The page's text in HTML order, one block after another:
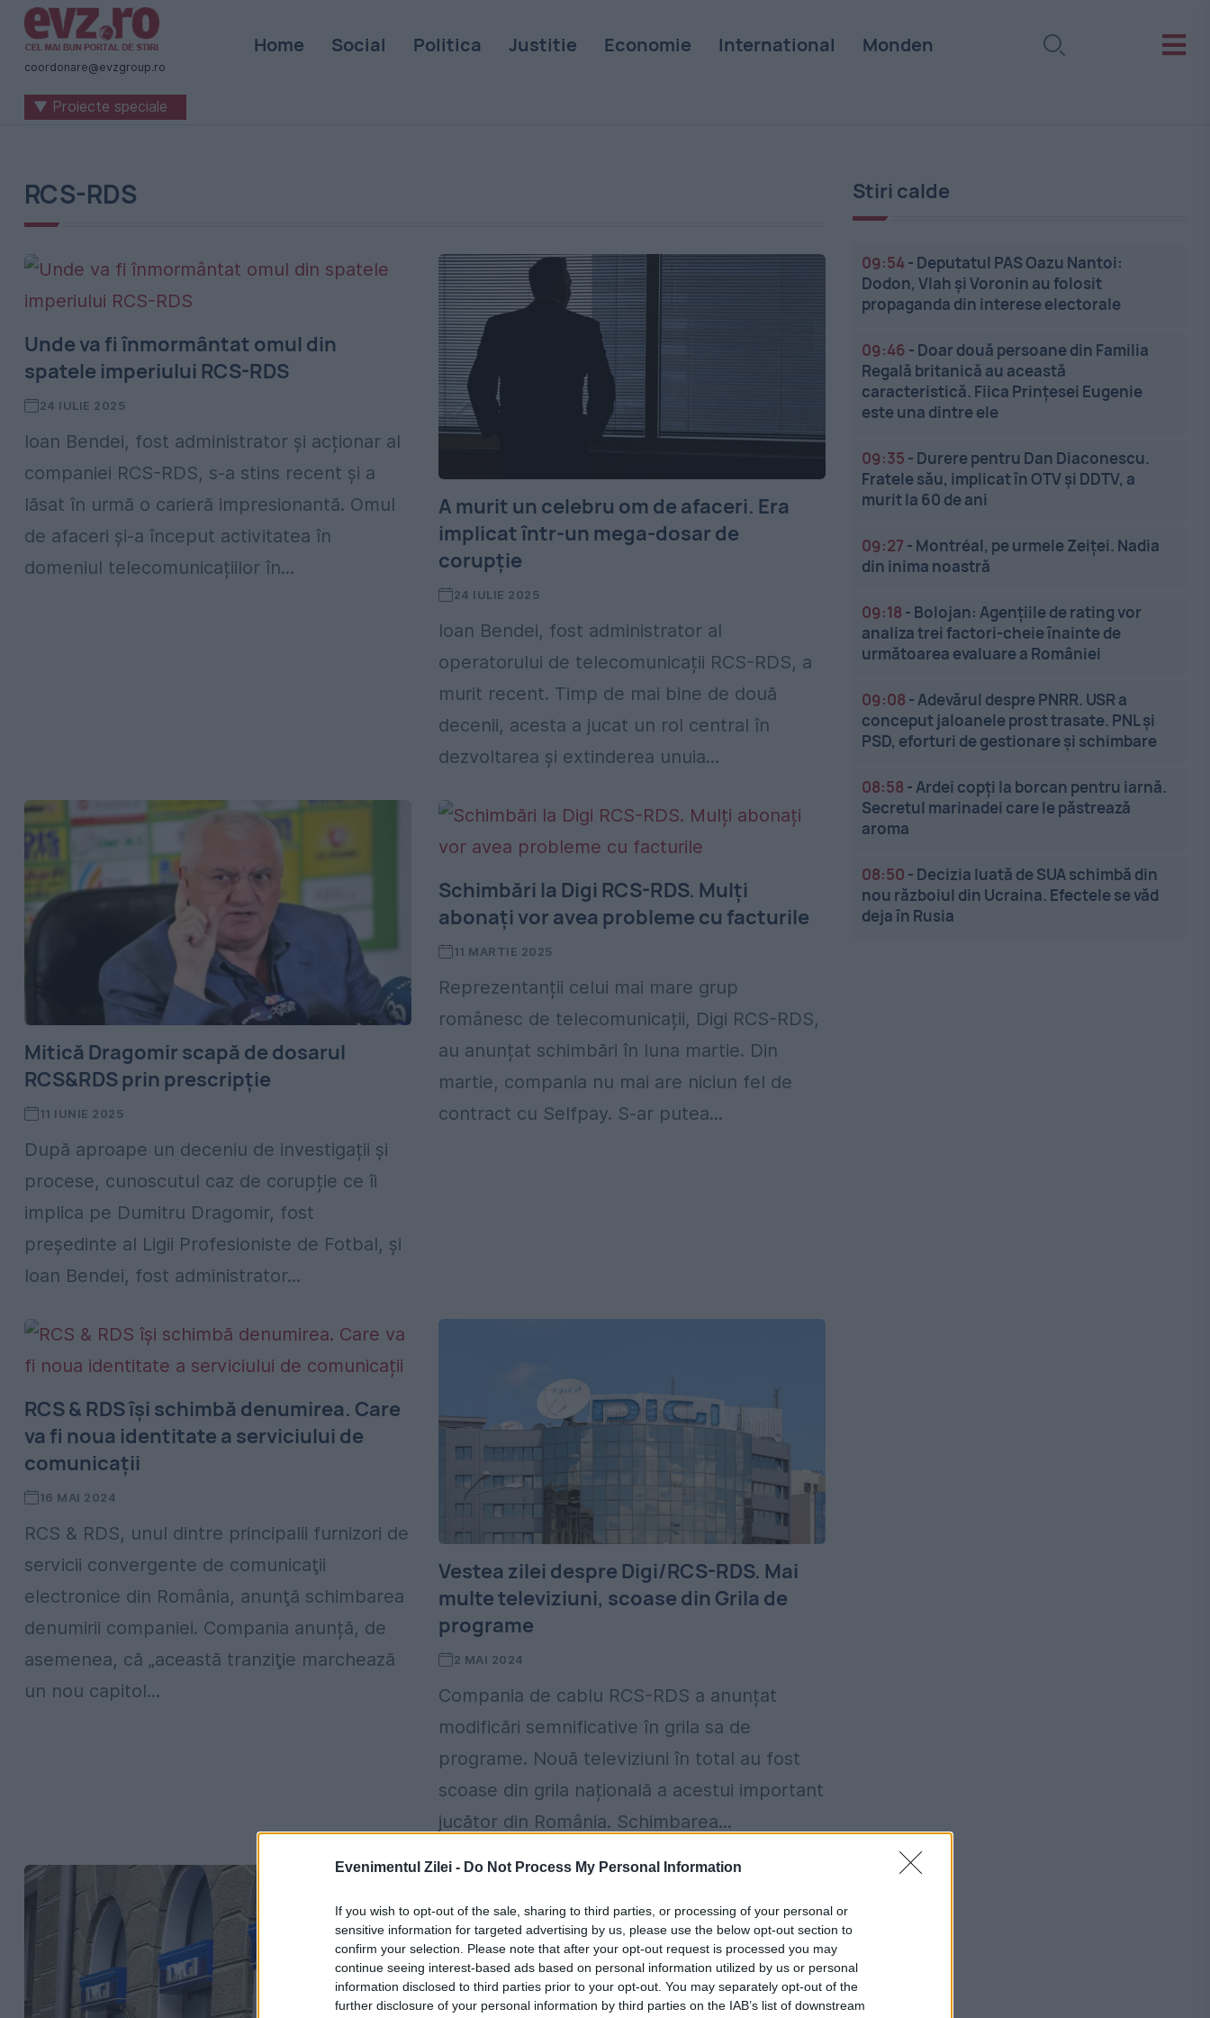
Evenimentul Zilei - Do Not Process My Personal Information
If you wish to opt-out of the sale, sharing to third parties, or processing of your personal or
sensitive information for targeted advertising by us, please use the below opt-out section to
confirm your selection. Please note that after your opt-out request is processed you may
continue seeing interest-based ads based on personal information utilized by us or personal
information disclosed to third parties prior to your opt-out. You may separately opt-out of the
further disclosure of your personal information by third parties on the IAB’s list of downstream
Știri
naționale
internaționale
România
-
Zilei
coordonare@evzgroup.ro
Home Social Politica Justitie Economie International Monden
▼ Proiecte speciale
RCS-RDS
Unde va fi înmormântat omul din
spatele imperiului RCS-RDS
24 IULIE 2025
Ioan Bendei, fost administrator și acționar al
companiei RCS-RDS, s-a stins recent și a
lăsat în urmă o carieră impresionantă. Omul
de afaceri și-a început activitatea în
domeniul telecomunicațiilor în...
A murit un celebru om de afaceri. Era
implicat într-un mega-dosar de
corupție
24 IULIE 2025
Ioan Bendei, fost administrator al
operatorului de telecomunicații RCS-RDS, a
murit recent. Timp de mai bine de două
decenii, acesta a jucat un rol central în
dezvoltarea și extinderea unuia...
Mitică Dragomir scapă de dosarul
RCS&RDS prin prescripție
11 IUNIE 2025
După aproape un deceniu de investigații și
procese, cunoscutul caz de corupție ce îi
implica pe Dumitru Dragomir, fost
președinte al Ligii Profesioniste de Fotbal, și
Ioan Bendei, fost administrator...
Schimbări la Digi RCS-RDS. Mulți
abonați vor avea probleme cu facturile
11 MARTIE 2025
Reprezentanții celui mai mare grup
românesc de telecomunicații, Digi RCS-RDS,
au anunțat schimbări în luna martie. Din
martie, compania nu mai are niciun fel de
contract cu Selfpay. S-ar putea...
RCS & RDS își schimbă denumirea. Care
va fi noua identitate a serviciului de
comunicații
16 MAI 2024
RCS & RDS, unul dintre principalii furnizori de
servicii convergente de comunicaţii
electronice din România, anunţă schimbarea
denumirii companiei. Compania anunță, de
asemenea, că „această tranziţie marchează
un nou capitol...
Vestea zilei despre Digi/RCS-RDS. Mai
multe televiziuni, scoase din Grila de
programe
2 MAI 2024
Compania de cablu RCS-RDS a anunțat
modificări semnificative în grila sa de
programe. Nouă televiziuni în total au fost
scoase din grila națională a acestui important
jucător din România. Schimbarea...
Stiri calde
09:54- Deputatul PAS Oazu Nantoi:
Dodon, Vlah și Voronin au folosit
propaganda din interese electorale
09:46 - Doar două persoane din Familia
Regală britanică au această
caracteristică. Fiica Prințesei Eugenie
este una dintre ele
09:35 - Durere pentru Dan Diaconescu.
Fratele său, implicat în OTV și DDTV, a
murit la 60 de ani
09:27 - Montréal, pe urmele Zeiței. Nadia
din inima noastră
09:18 - Bolojan: Agențiile de rating vor
analiza trei factori-cheie înainte de
următoarea evaluare a României
09:08 -Adevărul despre PNRR. USR a
conceput jaloanele prost trasate. PNL și
PSD, eforturi de gestionare și schimbare
08:58 -Ardei copți la borcan pentru iarnă.
Secretul marinadei care le păstrează
aroma
08:50 - Decizia luată de SUA schimbă din
nou războiul din Ucraina. Efectele se văd
deja în Rusia